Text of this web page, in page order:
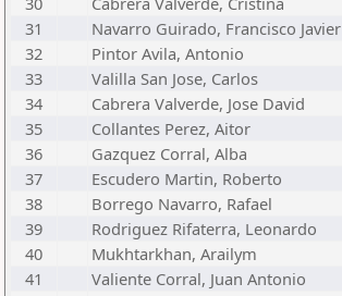
31
Navarro Guirado, Francisco Javier
32
Pintor Avila, Antonio
33
Valilla San Jose, Carlos
34
Cabrera Valverde, Jose David
35
Collantes Perez, Aitor
36
Gazquez Corral, Alba
37
Escudero Martin, Roberto
38
Borrego Navarro, Rafael
39
Rodriguez Rifaterra, Leonardo
40
Mukhtarkhan, Arailym
41
Valiente Corral, Juan Antonio